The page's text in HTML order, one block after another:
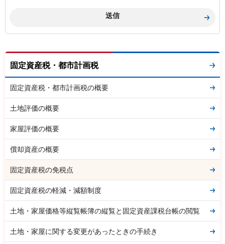
固定資産税・都市計画税
固定資産税・都市計画税の概要
土地評価の概要
家屋評価の概要
償却資産の概要
固定資産税の免税点
固定資産税の軽減・減額制度
土地・家屋価格等縦覧帳簿の縦覧と固定資産課税台帳の閲覧
土地・家屋に関する変更があったときの手続き